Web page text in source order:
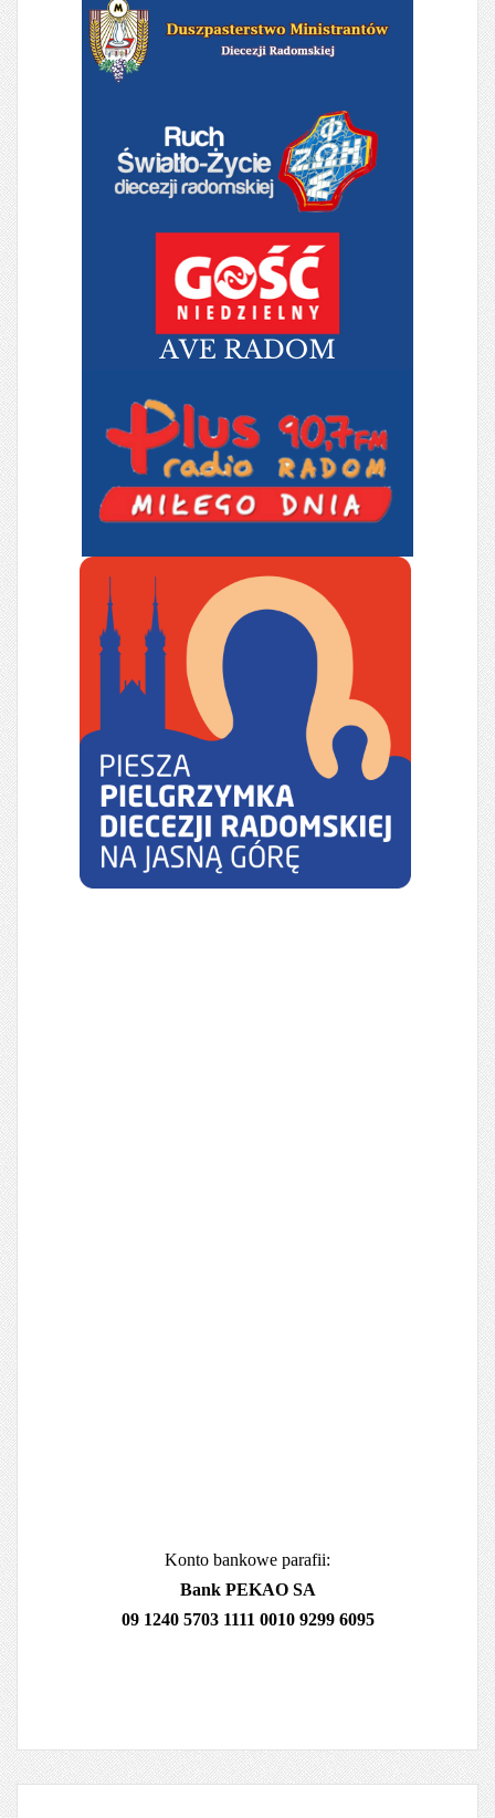
Konto bankowe parafii:
Bank PEKAO SA
09 1240 5703 1111 0010 9299 6095